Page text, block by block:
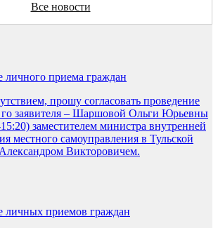
Все новости
личного приема граждан
прошу согласовать проведение
заявителя – Шаршовой Ольги Юрьевны
заместителем министра внутренней
местного самоуправления в Тульской
Викторовичем.
личных приемов граждан